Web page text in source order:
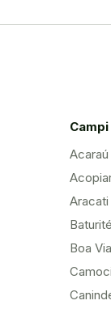
Campi
Acaraú
Aracati
Baturité
Boa